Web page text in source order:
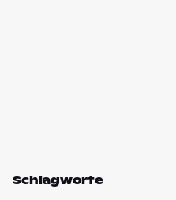
Schlagworte